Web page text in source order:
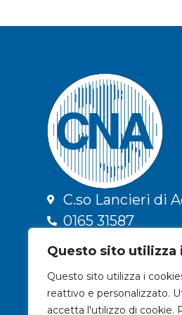
Questo sito utilizza
Questo sito utilizza i
reattivo e personalizzato.
accetta l'utilizzo di cookie.
C.so Lancieri di
0165 31587
info@cna.ao.it
C.F. 91009300079 | P.IVA
Privacy & Trattamento